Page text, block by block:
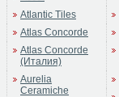
Atlantic Tiles
Atlas Concorde
Atlas Concorde
(Италия)
Aurelia
Ceramiche